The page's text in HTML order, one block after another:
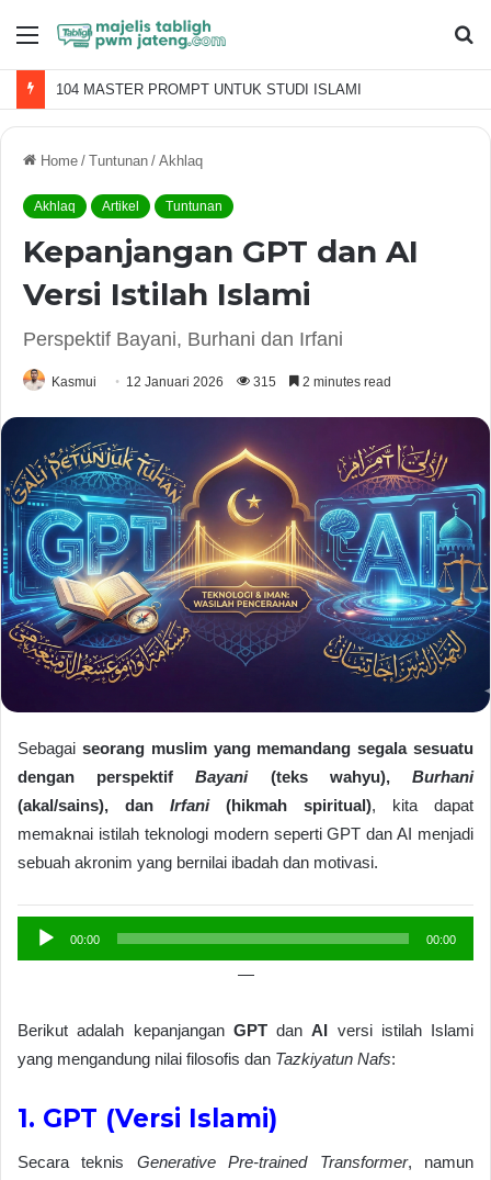
Menu
104 MASTER PROMPT UNTUK STUDI ISLAMI
Home / Tuntunan / Akhlaq
Akhlaq Artikel Tuntunan
Kepanjangan GPT dan AI
Versi Istilah Islami
Perspektif Bayani, Burhani dan Irfani
Kasmui 12 Januari 2026 315 2 minutes read
Sebagai seorang muslim yang memandang segala sesuatu
dengan perspektifBayani(teks wahyu),Burhani
(akal/sains), dan Irfani(hikmah spiritual), kita dapat
memaknai istilah teknologi modern seperti GPT dan AI menjadi
sebuah akronim yang bernilai ibadah dan motivasi.
Pemutar
Audio
00:00 00:00
—
Berikut adalah kepanjangan GPTdanAI versi istilah Islami
yang mengandung nilai filosofis dan Tazkiyatun Nafs:
1. GPT (Versi Islami)
Secara teknis Generative Pre-trained Transformer, namun